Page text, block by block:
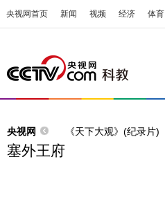
央视网首页 新闻 视频 经济 体育
央视网 《天下大观》(纪录片)
塞外王府